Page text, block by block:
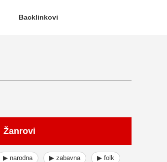
Backlinkovi
Žanrovi
▶ narodna ▶ zabavna ▶ folk